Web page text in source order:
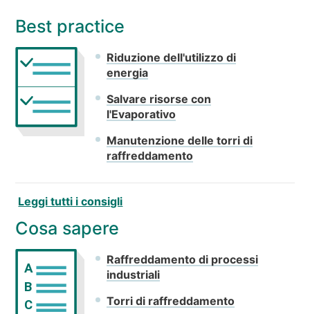
Best practice
Riduzione dell'utilizzo di
energia
Salvare risorse con
l'Evaporativo
Manutenzione delle torri di
raffreddamento
Leggi tutti i consigli
Cosa sapere
A
B
C
Raffreddamento di processi
industriali
Torri di raffreddamento